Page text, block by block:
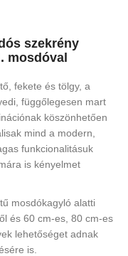
szekrény
mosdóval
fekete és tölgy, a
függőlegesen mart
köszönhetően
mind a modern,
funkcionalitásuk
is kényelmet
mosdókagyló alatti
és 60 cm-es, 80 cm-es
lehetőséget adnak
is.